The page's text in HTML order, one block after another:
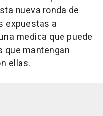
nueva ronda de
expuestas a
medida que puede
que mantengan
ellas.